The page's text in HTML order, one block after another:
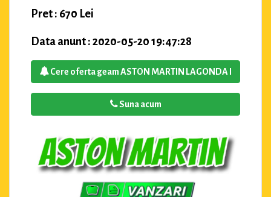
Pret : 670 Lei
Data anunt : 2020-05-20 19:47:28
Cere oferta geam ASTON MARTIN LAGONDA I
Suna acum